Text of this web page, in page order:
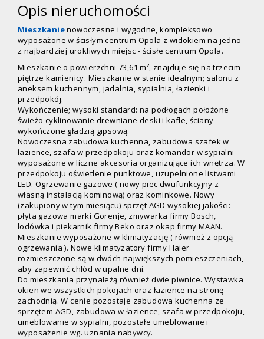
Opis nieruchomości
Mieszkanienowoczesne i wygodne, kompleksowo
wyposażone w ścisłym centrum Opola z widokiem na jedno
z najbardziej urokliwych miejsc - ścisłe centrum Opola.
Mieszkanie o powierzchni 73,61 m², znajduje się na trzecim
piętrze kamienicy. Mieszkanie w stanie idealnym; salonu z
aneksem kuchennym, jadalnia, sypialnia, łazienki i
przedpokój.
Wykończenie; wysoki standard: na podłogach położone
świeżo cyklinowanie drewniane deski i kafle, ściany
wykończone gładzią gipsową.
Nowoczesna zabudowa kuchenna, zabudowa szafek w
łazience, szafa w przedpokoju oraz komandor w sypialni
wyposażone w liczne akcesoria organizujące ich wnętrza. W
przedpokoju oświetlenie punktowe, uzupełnione listwami
LED. Ogrzewanie gazowe ( nowy piec dwufunkcyjny z
własną instalacją kominową) oraz kominkowe. Nowy
(zakupiony w tym miesiącu) sprzęt AGD wysokiej jakości:
płyta gazowa marki Gorenje, zmywarka firmy Bosch,
lodówka i piekarnik firmy Beko oraz okap firmy MAAN.
Mieszkanie wyposażone w klimatyzację ( również z opcją
ogrzewania ). Nowe klimatyzatory firmy Haier
rozmieszczone są w dwóch największych pomieszczeniach,
aby zapewnić chłód w upalne dni.
Do mieszkania przynależą również dwie piwnice. Wystawka
okien we wszystkich pokojach oraz łazience na stronę
zachodnią. W cenie pozostaje zabudowa kuchenna ze
sprzętem AGD, zabudowa w łazience, szafa w przedpokoju,
umeblowanie w sypialni, pozostałe umeblowanie i
wyposażenie wg. uznania nabywcy.